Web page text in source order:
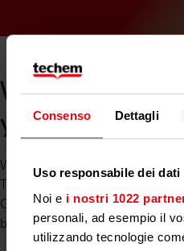
Consenso Dettagli
Uso responsabile dei dati
Noi e i nostri 1022
personali, ad esempio il
utilizzando tecnologie
We will be
you
Whether heating cost
Techem is your digital service
Contact us now free of charge
be happy to advise you -